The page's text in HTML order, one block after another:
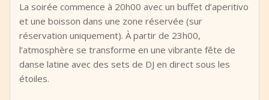
La soirée commence à 20h00 avec un buffet d’aperitivo
et une boisson dans une zone réservée (sur
réservation uniquement). À partir de 23h00,
l’atmosphère se transforme en une vibrante fête de
danse latine avec des sets de DJ en direct sous les
étoiles.